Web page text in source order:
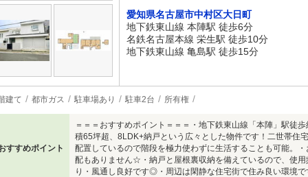
愛知県名古屋市中村区大日町
地下鉄東山線 本陣駅 徒歩6分
名鉄名古屋本線 栄生駅 徒歩10分
地下鉄東山線 亀島駅 徒歩15分
建て 都市ガス 駐車場あり 駐車2台 所有権
すすめポイント
＝＝＝おすすめポイント＝＝＝・地下鉄東山線「本陣」駅徒
積65坪超、8LDK+納戸という広々とした物件です！二世帯住
配置しているので階段を極力使わずに生活することも可能。
配もありません☆・納戸と屋根裏収納を備えているので、使
り・風通し良好です◎・周辺は閑静な住宅街で住み良い環境で